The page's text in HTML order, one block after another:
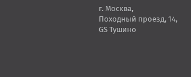
г. Москва,
Походный проезд, 14,
GS Тушино